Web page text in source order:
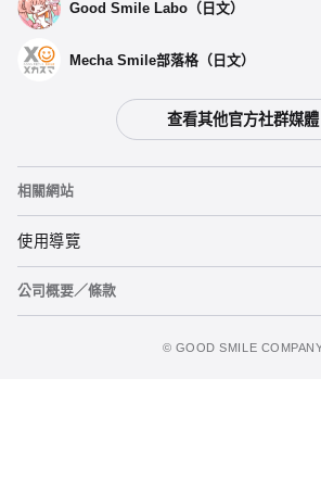
【再販】 黏土人 賽車未來 2023Ver. - 預
開放預購中
黏土人 賽車未來 2023Ver. -預定於 2023
Good Smile Labo（日文）
Mecha Smile部落格（日文）
查看其他官方社群媒體
相關網站
黏土人
黏土人臉部製造機（英文）
使用導覽
重要公告
公司概要／條款
©️ GOOD SMILE